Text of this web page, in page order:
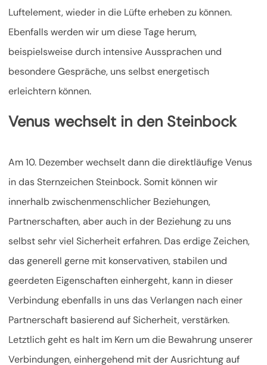
Luftelement, wieder in die Lüfte erheben zu können.
Ebenfalls werden wir um diese Tage herum,
beispielsweise durch intensive Aussprachen und
besondere Gespräche, uns selbst energetisch
erleichtern können.
Venus wechselt in den Steinbock
Am 10. Dezember wechselt dann die direktläufige Venus
in das Sternzeichen Steinbock. Somit können wir
innerhalb zwischenmenschlicher Beziehungen,
Partnerschaften, aber auch in der Beziehung zu uns
selbst sehr viel Sicherheit erfahren. Das erdige Zeichen,
das generell gerne mit konservativen, stabilen und
geerdeten Eigenschaften einhergeht, kann in dieser
Verbindung ebenfalls in uns das Verlangen nach einer
Partnerschaft basierend auf Sicherheit, verstärken.
Letztlich geht es halt im Kern um die Bewahrung unserer
Verbindungen, einhergehend mit der Ausrichtung auf